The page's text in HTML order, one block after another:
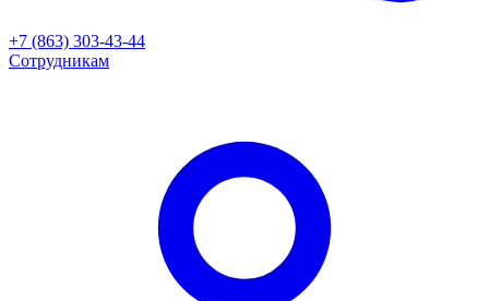
+7 (863) 303-43-44
Сотрудникам